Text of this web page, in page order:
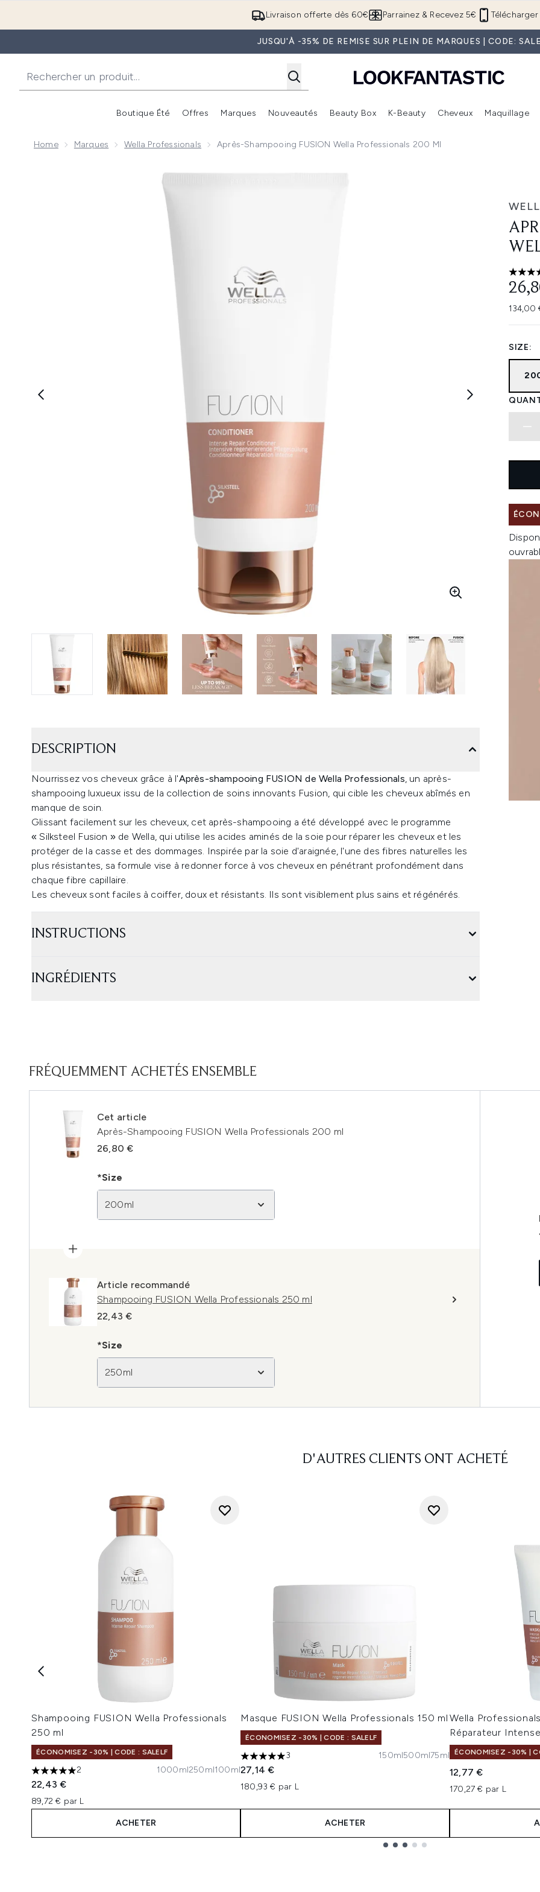
Passer au contenu principal
Livraison offerte dès 60€ Télécharger
Parrainez & Recevez 5€
JUSQU'À -35% DE REMISE SUR PLEIN DE MARQUES | CODE:
Boutique Été
Accédez au sous-menu (Boutique Été )
Offres
Accédez au sous-menu (Offres)
Marques
Accédez au sous-menu (Marques)
Nouveautés
Accédez au sous-menu (Nouveautés)
Beauty Box
Accédez au sous-menu (Beauty Box)
K-Beauty Cheveux Maquillage
Home Marques Wella Professionals Après-Shampooing FUSION Wella Professionals 200 Ml
Now showing image 1 Après-Shampooing FUSION Wella Professionals 200 ml
4
134,00
SIZE:
DESCRIPTION
Nourrissez vos cheveux grâce à l'Après-shampooing FUSION de Wella Professionals, un après-
shampooing luxueux issu de la collection de soins innovants Fusion, qui cible les cheveux abîmés en
manque de soin.
Glissant facilement sur les cheveux, cet après-shampooing a été développé avec le programme
« Silksteel Fusion » de Wella, qui utilise les acides aminés de la soie pour réparer les cheveux et les
protéger de la casse et des dommages. Inspirée par la soie d'araignée, l'une des fibres naturelles les
plus résistantes, sa formule vise à redonner force à vos cheveux en pénétrant profondément dans
chaque fibre capillaire.
Les cheveux sont faciles à coiffer, doux et résistants. Ils sont visiblement plus sains et régénérés.
INSTRUCTIONS
INGRÉDIENTS
FRÉQUEMMENT ACHETÉS ENSEMBLE
Cet article
Après-Shampooing FUSION Wella Professionals 200 ml
26,80 €
*Size
200ml
Article recommandé
Shampooing FUSION Wella Professionals 250 ml
22,43 €
*Size
250ml
D'AUTRES CLIENTS ONT ACHETÉ
Shampooing FUSION Wella Professionals
250 ml
ÉCONOMISEZ -30% | CODE : SALELF
5 étoiles sur un maximum de 5
2
22,43 €
89,72 € par L
1000ml250ml100ml
ACHETER
Masque FUSION Wella Professionals 150 ml
ÉCONOMISEZ -30% | CODE : SALELF
5 étoiles sur un maximum de 5
3
27,14 €
180,93 € par L
150ml500ml75ml
ACHETER
Wella
Réparateur
ÉCONOMISEZ -30% |
12,77 €
170,27 € par L